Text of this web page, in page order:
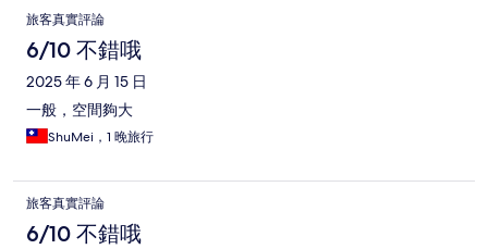
旅客真實評論
6/10 不錯哦
2025 年 6 月 15 日
一般，空間夠大
ShuMei，1 晚旅行
旅客真實評論
6/10 不錯哦